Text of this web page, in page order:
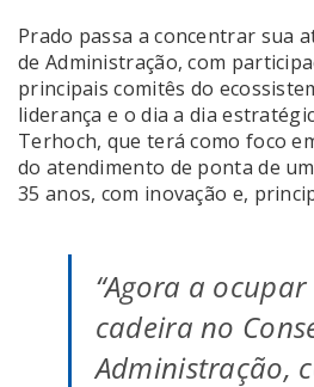
Prado passa a concentrar sua
de Administração, com
principais comitês do
liderança e o dia a dia
Terhoch, que terá como foco
do atendimento de ponta de
35 anos, com inovação e,
“Agora a
cadeira no
Administração,